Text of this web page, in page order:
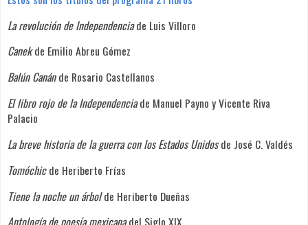
La revolución de Independenciade Luis Villoro
Canekde Emilio Abreu Gómez
Balún Canánde Rosario Castellanos
El libro rojo de la Independenciade Manuel Payno y Vicente Riva
Palacio
La breve historia de la guerra con los Estados Unidosde José C. Valdés
Tomóchicde Heriberto Frías
Tiene la noche un árbolde Heriberto Dueñas